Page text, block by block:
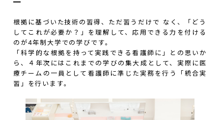
根拠に基づいた技術の習得、ただ習うだけで なく、「どう
してこれが必要か？」を理解して、応用できる力を付ける
のが4年制大学での学びです。
「科学的な根拠を持って実践できる看護師に」との思いか
ら、４年次にはこれまでの学びの集大成として、実際に医
療チームの一員として看護師に準じた実務を行う「統合実
習」を行います。